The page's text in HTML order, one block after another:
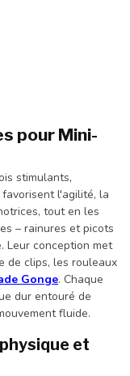
pour Mini-
stimulants,
l'agilité, la
tout en les
– rainures et picots
Leur conception met
de clips, les rouleaux
Gonge. Chaque
dur entouré de
fluide.
et